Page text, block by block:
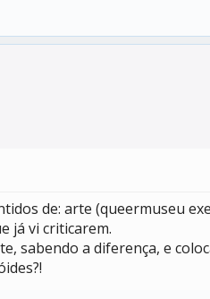
de: arte (queermuseu
já vi criticarem.
sabendo a diferença, e